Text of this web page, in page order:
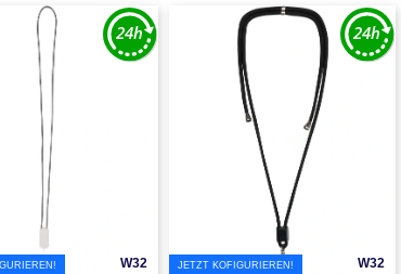
W32 W32
JETZT KOFIGURIEREN!